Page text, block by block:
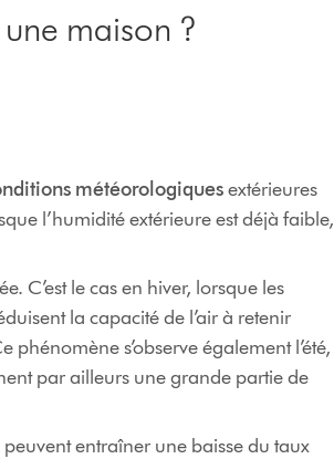
maison ?
météorologiquesextérieures
l’humidité extérieure est déjà faible,
C’est le cas en hiver, lorsque les
la capacité de l’air à retenir
s’observe également l’été,
par ailleurs une grande partie de
entraîner une baisse du taux